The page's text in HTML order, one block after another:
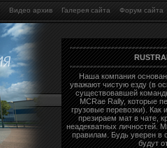
Видео архив Галерея сайта Форум сайта
Наша компания
уважают чистую езду (в
существовавшей
MCRae Rally, которые
грузовые перевозки).
презираем мат в чате,
неадекватных личностей.
правилам. Будь уверен в
будут